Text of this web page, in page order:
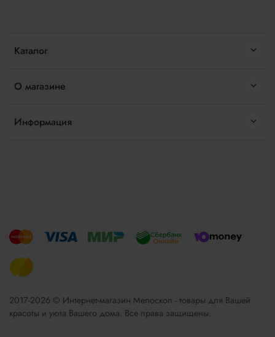
Каталог
О магазине
Информация
2017-2026 © Интернет-магазин Мелоскоп - товары для Вашей
красоты и уюта Вашего дома. Все права защищены.